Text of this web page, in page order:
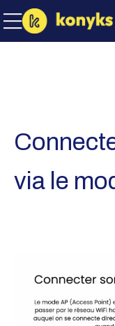
via le